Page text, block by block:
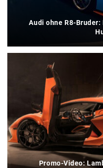
Audi ohne R8-
Promo-Video: